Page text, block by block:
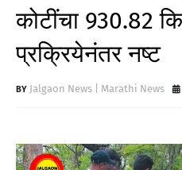
कोटींचा 930.82
प्रक्रियेनंतर नष्ट
Jalgaon News | Marathi News